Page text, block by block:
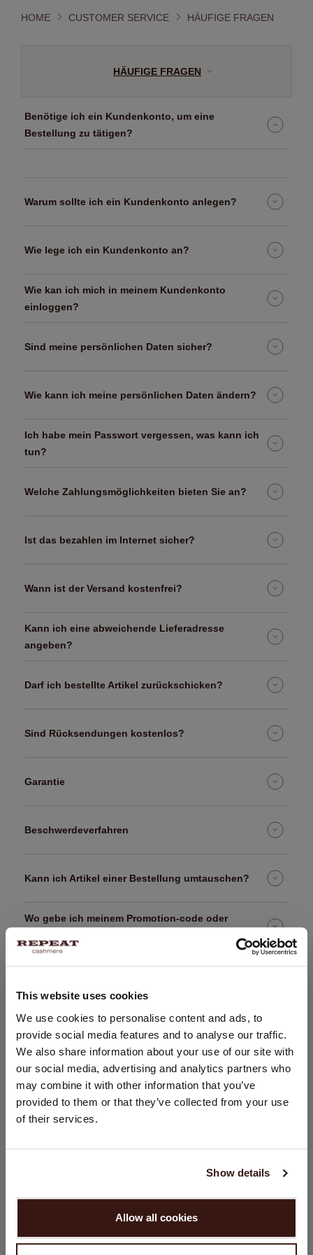
This website uses cookies
We use cookies to personalise content and ads, to
provide social media features and to analyse our traffic.
We also share information about your use of our site with
our social media, advertising and analytics partners who
may combine it with other information that you’ve
provided to them or that they’ve collected from your use
of their services.
Show details
Allow all cookies
HOME CUSTOMER SERVICE HÄUFIGE FRAGEN
HÄUFIGE FRAGEN
Benötige ich ein Kundenkonto, um eine
Bestellung zu tätigen?
Warum sollte ich ein Kundenkonto anlegen?
Wie lege ich ein Kundenkonto an?
Wie kan ich mich in meinem Kundenkonto
einloggen?
Sind meine persönlichen Daten sicher?
Wie kann ich meine persönlichen Daten ändern?
Ich habe mein Passwort vergessen, was kann ich
tun?
Welche Zahlungsmöglichkeiten bieten Sie an?
Ist das bezahlen im Internet sicher?
Wann ist der Versand kostenfrei?
Kann ich eine abweichende Lieferadresse
angeben?
Darf ich bestellte Artikel zurückschicken?
Sind Rücksendungen kostenlos?
Garantie
Beschwerdeverfahren
Kann ich Artikel einer Bestellung umtauschen?
Wo gebe ich meinem Promotion-code oder
Wie kann ich mich für den Newsletter anmelden?
Ich habe nach der Anmeldung keinen Promotion-
code erhalten!
Mein Promotion- bzw. Gutscheincode funktioniert
Kann ich mich auch vom Newsletter abmelden?
Wie kann ich eine Bestellung tätigen?
STANDORT ÄNDERN
Sie besuchen Repeat cashmere von Schweiz (CHF) aus.
Möchten Sie Ihre Standort aktualisieren?
Land:
Vereinigte Staaten ($)
Nein, weiter shoppen inSchweiz (CHF)